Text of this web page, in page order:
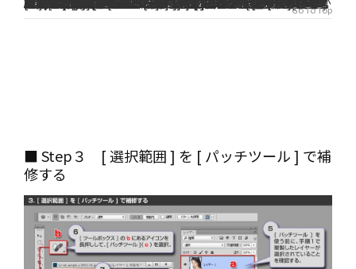
Go To Top
■ Step３ [ 選択範囲 ] を [ パッチツール ] で補
修する